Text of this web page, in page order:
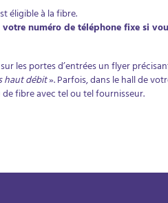
En savoir plus
En savoir plus
éligible à la fibre.
numéro de téléphone fixe si
les portes d’entrées un flyer
haut débit». Parfois, dans le hall de
fibre avec tel ou tel fournisseur.